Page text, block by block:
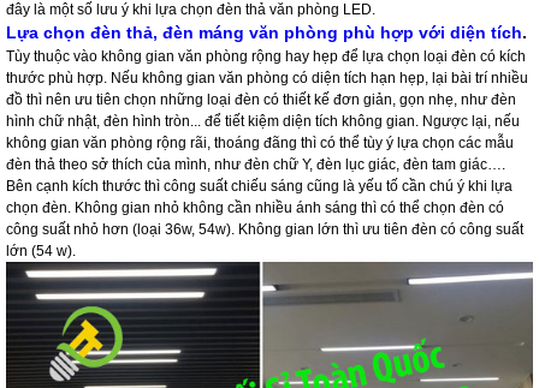
đây là một số lưu ý khi lựa chọn đèn thả văn phòng LED.
Lựa chọn đèn thả, đèn máng văn phòng phù hợp với diện tích.
Tùy thuộc vào không gian văn phòng rộng hay hẹp để lựa chọn loại đèn có kích
thước phù hợp. Nếu không gian văn phòng có diện tích hạn hẹp, lại bài trí nhiều
đồ thì nên ưu tiên chọn những loại đèn có thiết kế đơn giản, gọn nhẹ, như đèn
hình chữ nhật, đèn hình tròn... để tiết kiệm diện tích không gian. Ngược lại, nếu
không gian văn phòng rộng rãi, thoáng đãng thì có thể tùy ý lựa chọn các mẫu
đèn thả theo sở thích của mình, như đèn chữ Y, đèn lục giác, đèn tam giác….
Bên cạnh kích thước thì công suất chiếu sáng cũng là yếu tố cần chú ý khi lựa
chọn đèn. Không gian nhỏ không cần nhiều ánh sáng thì có thể chọn đèn có
công suất nhỏ hơn (loại 36w, 54w). Không gian lớn thì ưu tiên đèn có công suất
lớn (54 w).